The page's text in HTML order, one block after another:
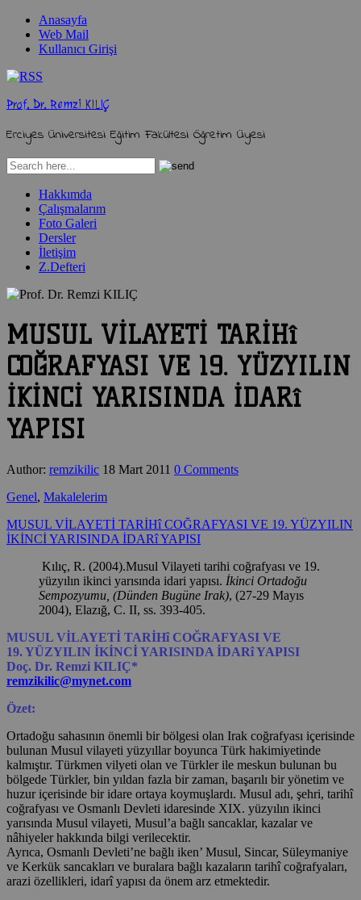
Anasayfa
Web Mail
Kullanıcı Girişi
Prof. Dr. Remzi KILIÇ
Erciyes Üniversitesi Eğitim Fakültesi Öğretim Üyesi
Hakkımda
Çalışmalarım
Foto Galeri
Dersler
İletişim
Z.Defteri
MUSUL VİLAYETİ TARİHî
COĞRAFYASI VE 19. YÜZYILIN
İKİNCİ YARISINDA İDARî
YAPISI
Author: remzikilic 18 Mart 2011 0 Comments
Genel, Makalelerim
MUSUL VİLAYETİ TARİHî COĞRAFYASI VE 19. YÜZYILIN
İKİNCİ YARISINDA İDARî YAPISI
Kılıç, R. (2004).Musul Vilayeti tarihi coğrafyası ve 19.
yüzyılın ikinci yarısında idari yapısı. İkinci Ortadoğu
Sempozyumu, (Dünden Bugüne Irak), (27-29 Mayıs
2004), Elazığ, C. II, ss. 393-405.
MUSUL VİLAYETİ TARİHî COĞRAFYASI VE
19. YÜZYILIN İKİNCİ YARISINDA İDARî YAPISI
Doç. Dr. Remzi KILIÇ*
remzikilic@mynet.com
Özet:
Ortadoğu sahasının önemli bir bölgesi olan Irak coğrafyası içerisinde
bulunan Musul vilayeti yüzyıllar boyunca Türk hakimiyetinde
kalmıştır. Türkmen vilyeti olan ve Türkler ile meskun bulunan bu
bölgede Türkler, bin yıldan fazla bir zaman, başarılı bir yönetim ve
huzur içerisinde bir idare ortaya koymuşlardı. Musul adı, şehri, tarihî
coğrafyası ve Osmanlı Devleti idaresinde XIX. yüzyılın ikinci
yarısında Musul vilayeti, Musul’a bağlı sancaklar, kazalar ve
nâhiyeler hakkında bilgi verilecektir.
Ayrıca, Osmanlı Devleti’ne bağlı iken’ Musul, Sincar, Süleymaniye
ve Kerkük sancakları ve buralara bağlı kazaların tarihî coğrafyaları,
arazi özellikleri, idarî yapısı da önem arz etmektedir.